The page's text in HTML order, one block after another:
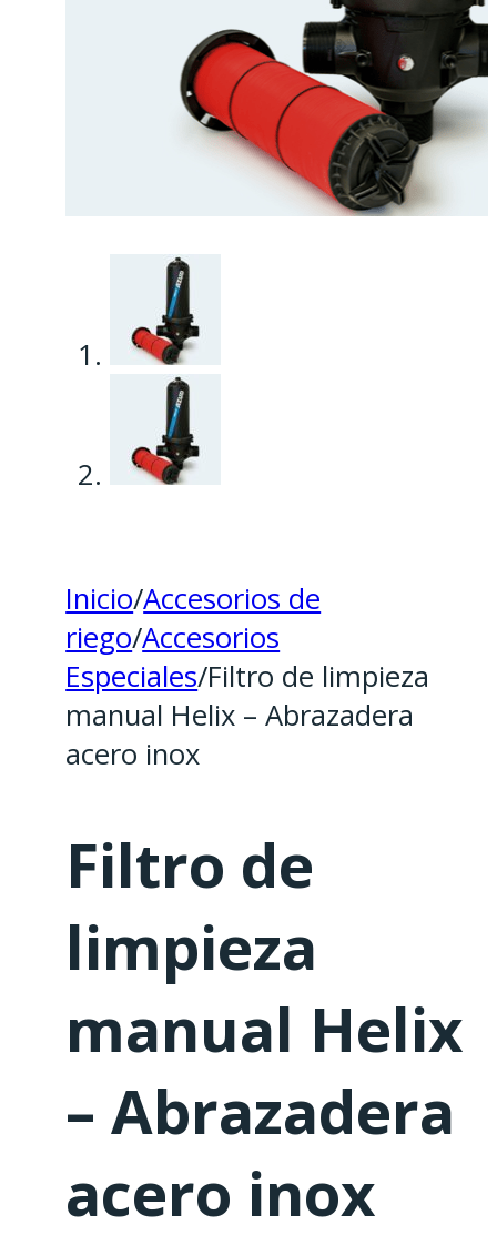
Inicio/Accesorios de
riego/Accesorios
Especiales/Filtro de limpieza
manual Helix – Abrazadera
acero inox
Filtro de
limpieza
manual Helix
– Abrazadera
acero inox